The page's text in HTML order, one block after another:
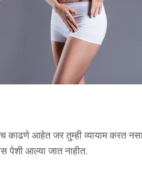
काढणे आहेत जर तुम्ही व्यायाम करत
आल्या जात नाहीत.